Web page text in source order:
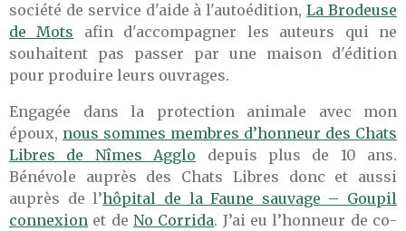
société de service d'aide à l'autoédition,La Brodeuse
de Mots afin d'accompagner les auteurs qui ne
souhaitent pas passer par une maison d'édition
pour produire leurs ouvrages.
Engagée dans la protection animale avec mon
époux, nous sommes membres d’honneur des Chats
Libres de Nîmes Agglo depuis plus de 10 ans.
Bénévole auprès des Chats Libres donc et aussi
auprès de l’hôpital de la Faune sauvage – Goupil
connexion et de No Corrida. J’ai eu l’honneur de co-